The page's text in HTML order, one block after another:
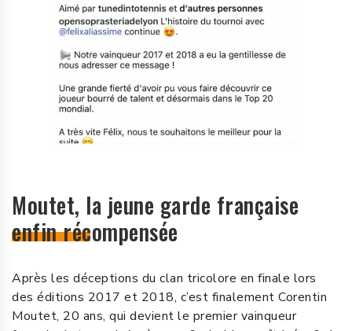
Moutet, la jeune garde française
enfin récompensée
Après les déceptions du clan tricolore en finale lors
des éditions 2017 et 2018, c’est finalement Corentin
Moutet, 20 ans, qui devient le premier vainqueur